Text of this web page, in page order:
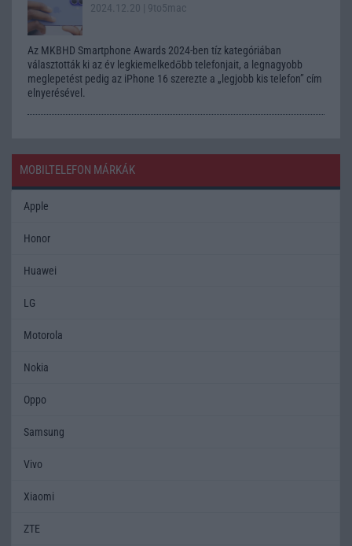
2024.12.20 | 9to5mac
Az MKBHD Smartphone Awards 2024-ben tíz kategóriában
választották ki az év legkiemelkedőbb telefonjait, a legnagyobb
meglepetést pedig az iPhone 16 szerezte a „legjobb kis telefon” cím
elnyerésével.
MOBILTELEFON MÁRKÁK
Apple
Honor
Huawei
LG
Motorola
Nokia
Oppo
Samsung
Vivo
Xiaomi
ZTE